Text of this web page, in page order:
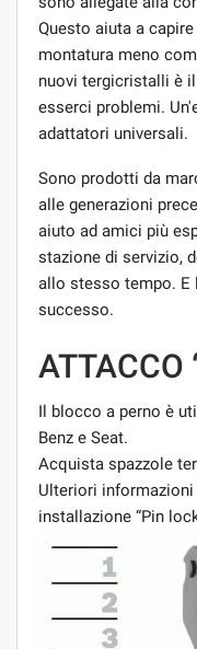
Questo aiuta a
montatura meno
nuovi tergicristalli è
esserci problemi.
adattatori universali.
Sono prodotti da
alle generazioni
aiuto ad amici più
stazione di servizio,
allo stesso tempo. E
successo.
ATTACCO
Il blocco a perno è
Benz e Seat.
Acquista spazzole
Ulteriori
installazione “Pin